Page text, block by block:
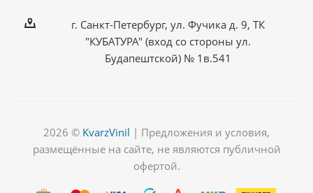
г. Санкт-Петербург, ул. Фучика д. 9, ТК
"КУБАТУРА" (вход со стороны ул.
Будапештской) № 1в.541
2026 © KvarzVinil | Предложения и условия,
размещённые на сайте, не являются публичной
офертой.